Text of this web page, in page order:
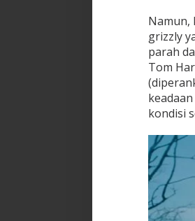
Namun,
grizzly
parah
Tom
kondisi